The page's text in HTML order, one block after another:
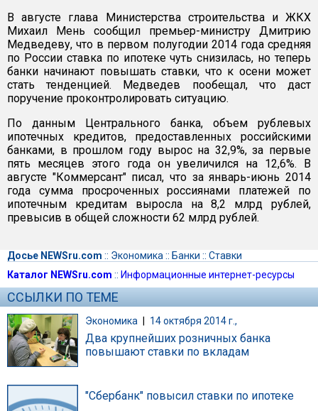
В августе глава Министерства строительства и ЖКХ
Михаил Мень сообщил премьер-министру Дмитрию
Медведеву, что в первом полугодии 2014 года средняя
по России ставка по ипотеке чуть снизилась, но теперь
банки начинают повышать ставки, что к осени может
стать тенденцией. Медведев пообещал, что даст
поручение проконтролировать ситуацию.
По данным Центрального банка, объем рублевых
ипотечных кредитов, предоставленных российскими
банками, в прошлом году вырос на 32,9%, за первые
пять месяцев этого года он увеличился на 12,6%. В
августе "Коммерсант" писал, что за январь-июнь 2014
года сумма просроченных россиянами платежей по
ипотечным кредитам выросла на 8,2 млрд рублей,
превысив в общей сложности 62 млрд рублей.
Досье NEWSru.com :: Экономика :: Банки :: Ставки
Каталог NEWSru.com :: Информационные интернет-ресурсы
ССЫЛКИ ПО ТЕМЕ
Экономика | 14 октября 2014 г.,
Два крупнейших розничных банка
повышают ставки по вкладам
"Сбербанк" повысил ставки по ипотеке